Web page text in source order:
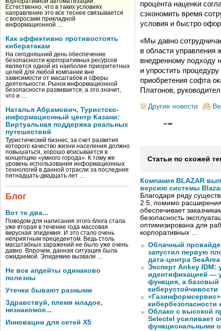
Естественно, что в таких условиях
направление это все теснее связывается
с вопросами прикладной
информационной …
Как эффективно противостоять
кибератакам
На сегодняшний день обеспечение
безопасности корпоративных ресурсов
является одной из наиболее приоритетных
целей для любой компании вне
зависимости от масштабов и сферы
деятельности. Рынок информационной
безопасности развивается, а это значит,
что и …
Наталья Абрамович, Туристско-
информационный центр Казани:
Виртуальная поддержка реальных
путешествий
Туристический бизнес, за счет развития
которого качество жизни населения должно
повышаться, хорошо вписывается в
концепцию «умного города». К тому же
уровень использования информационных
технологий в данной отрасли за последние
пятнадцать-двадцать лет …
Блог
Вот те два...
Поводом для написания этого блога стала
уже вторая в течение года массовая
вирусная эпидемия. И это стало очень
неприятным прецедентом. Ведь столь
масштабных заражений не было уже очень
давно. Впрочем, данная ситуация была
ожидаемой. Эпидемию вызвали …
Не все апдейты одинаково
полезны
Утечки бывают разными
Здравствуй, племя младое,
незнакомое...
Инновации для сетей X5
процента наценки
сэкономить время
условия и быстро
«Мы давно
в области
внедренному подходу
и упростить
приобретения софта
Платонов,
Другие новости
Статьи по схожей
Компания BLAZAR
версию системы
Благодаря ряду
2.5, помимо
обеспечивает
безопасность
оптимизирована для
корпоративных …
Облачный
запустил первую
дата-центра
Эксперт Ankey IDM:
идентификацией —
функция, а базовый
киберустойчивости
Облако с высокой
Selectel усиливает
функциональными